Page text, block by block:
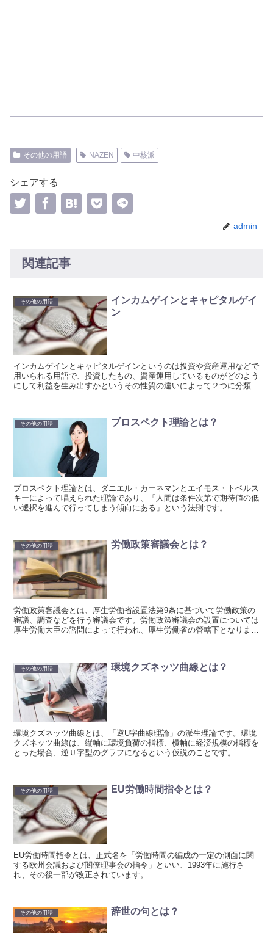
その他の用語 NAZEN 中核派
シェアする
admin
関連記事
その他の用語
インカムゲインとキャピタルゲイ
ン
インカムゲインとキャピタルゲインというのは投資や資産運用などで
用いられる用語で、投資したもの、資産運用しているものがどのよう
にして利益を生み出すかというその性質の違いによって２つに分類し
その他の用語 プロスペクト理論とは？
プロスペクト理論とは、ダニエル・カーネマンとエイモス・トベルス
キーによって唱えられた理論であり、「人間は条件次第で期待値の低
い選択を進んで行ってしまう傾向にある」という法則です。
その他の用語 労働政策審議会とは？
労働政策審議会とは、厚生労働省設置法第9条に基づいて労働政策の
審議、調査などを行う審議会です。労働政策審議会の設置については
厚生労働大臣の諮問によって行われ、厚生労働省の管轄下となりま
その他の用語 環境クズネッツ曲線とは？
環境クズネッツ曲線とは、「逆U字曲線理論」の派生理論です。環境
クズネッツ曲線は、縦軸に環境負荷の指標、横軸に経済規模の指標を
とった場合、逆Ｕ字型のグラフになるという仮説のことです。
その他の用語 EU労働時間指令とは？
EU労働時間指令とは、正式名を「労働時間の編成の一定の側面に関
する欧州会議および閣僚理事会の指令」といい、1993年に施行さ
れ、その後一部が改正されています。
その他の用語 辞世の句とは？